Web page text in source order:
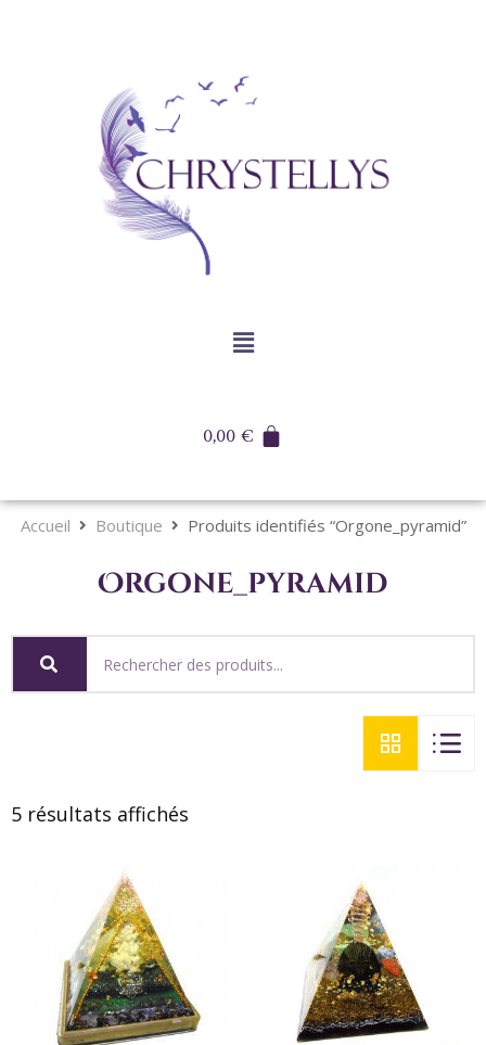
0,00€
Accueil Boutique Produits identifiés “Orgone_pyramid”
Orgone_pyramid
5 résultats affichés